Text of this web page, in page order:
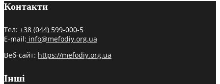
Контакти
Тел: +38 (044) 599-000-5
E-mail: info@mefodiy.org.ua
Веб-сайт: https://mefodiy.org.ua
Інші